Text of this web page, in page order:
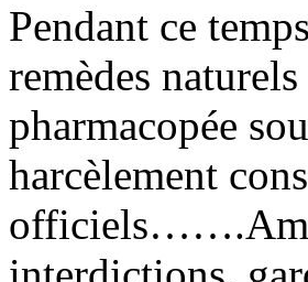
Pendant ce
remèdes
pharmacopée
harcèlement